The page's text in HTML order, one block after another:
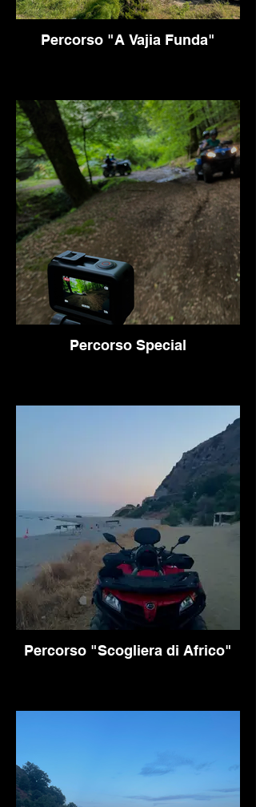
Percorso "A Vajia Funda"
Percorso Special
Percorso "Scogliera di Africo"